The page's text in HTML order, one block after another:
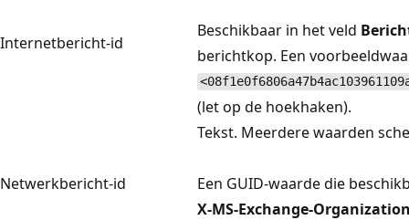
Internetbericht-id
Beschikbaar in het veld
berichtkop. Een
(let op de hoekhaken).
Netwerkbericht-id
Tekst. Meerdere waarden
Een GUID-waarde die
X-MS-Exchange-